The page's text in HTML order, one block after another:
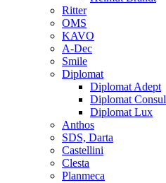
Ritter
OMS
KAVO
A-Dec
Smile
Diplomat
Diplomat Adept
Diplomat Consul
Diplomat Lux
Anthos
SDS, Darta
Castellini
Clesta
Planmeca